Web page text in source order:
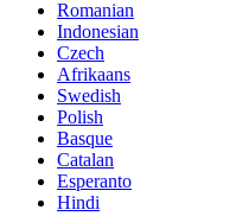
Romanian
Indonesian
Czech
Afrikaans
Swedish
Polish
Basque
Catalan
Esperanto
Hindi